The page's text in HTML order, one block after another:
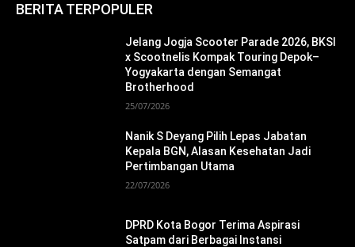
BERITA TERPOPULER
Jelang Jogja Scooter Parade 2026, BKSI
x Scootnelis Kompak Touring Depok–
Yogyakarta dengan Semangat
Brotherhood
25/07/2026
Nanik S Deyang Pilih Lepas Jabatan
Kepala BGN, Alasan Kesehatan Jadi
Pertimbangan Utama
22/07/2026
DPRD Kota Bogor Terima Aspirasi
Satpam dari Berbagai Instansi